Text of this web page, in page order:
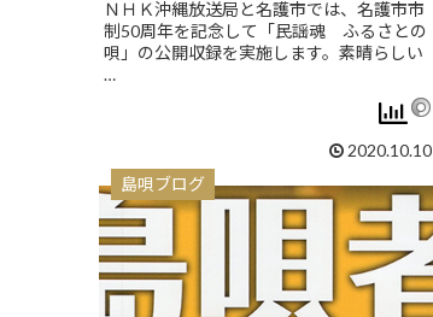
ＮＨＫ沖縄放送局と名護市では、名護市市
制50周年を記念して「民謡魂 ふるさとの
唄」の公開収録を実施します。素晴らしい
…
2020.10.10
島唄ブログ